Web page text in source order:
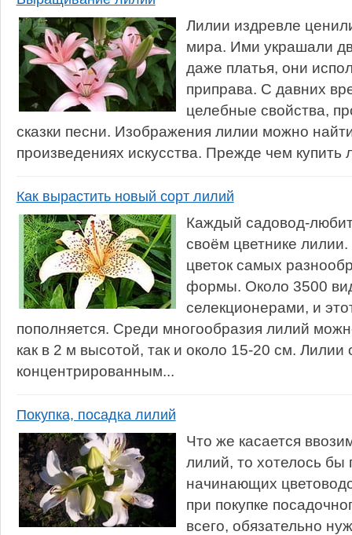
Лилии издревле
мира. Ими украшали
даже платья, они
приправа. С давних
целебные свойства,
сказки песни. Изображения лилии можно
произведениях искусства. Прежде чем купить
Как вырастить новый сорт лилий
Каждый садовод-
своём цветнике
цветок самых
формы. Около 3500
селекционерами, и
пополняется. Среди многообразия лилий
как в 2 м высотой, так и около 15-20 см. Лилии
концентрированным...
Покупка, посадка лилий
Что же касается
лилий, то хотелось бы
начинающих
при покупке
всего, обязательно